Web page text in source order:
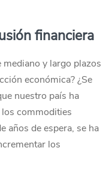
financiera
mediano y largo plazos
económica? ¿Se
nuestro país ha
commodities
años de espera, se ha
los